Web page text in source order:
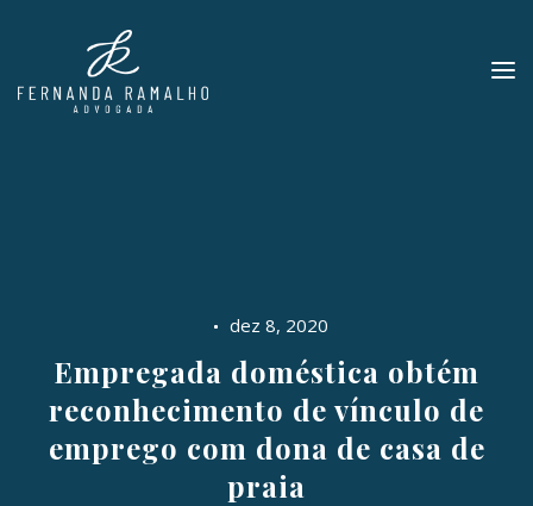
dez 8, 2020
Empregada doméstica obtém
reconhecimento de vínculo de
emprego com dona de casa de
praia